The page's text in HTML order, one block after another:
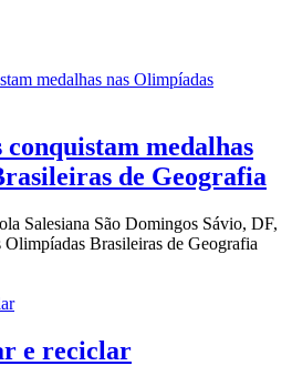
conquistam medalhas
de Geografia
Salesiana São Domingos Sávio, DF,
Brasileiras de Geografia
e reciclar